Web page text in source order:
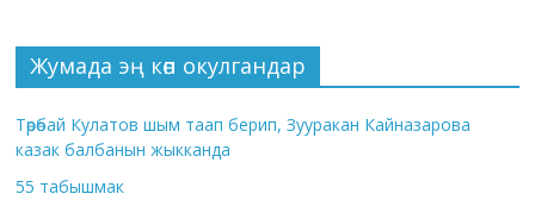
Жумада эң көп окулгандар
Төрөбай Кулатов шым таап берип, Зууракан Кайназарова
казак балбанын жыкканда
55 табышмак